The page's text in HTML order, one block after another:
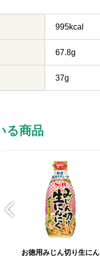
995kcal
67.8g
37g
る商品
お徳用みじん切り生にん